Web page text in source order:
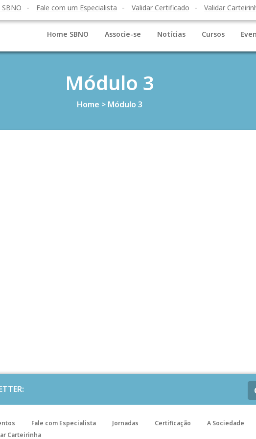
Fale com um Especialista Validar Certificado Validar
Home SBNO Associe-se Notícias Cursos
Módulo 3
Home > Módulo 3
Fale com Especialista Jornadas Certificação
A Sociedade
Carteirinha